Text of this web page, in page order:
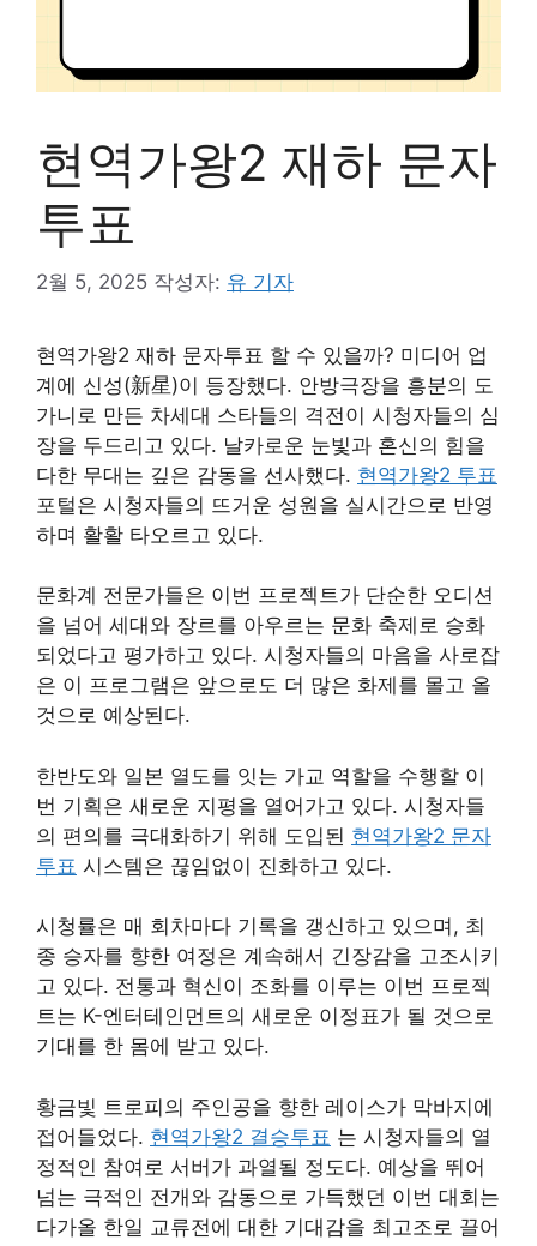
현역가왕2 재하 문자
투표
2월 5, 2025 작성자: 유 기자
현역가왕2 재하 문자투표 할 수 있을까? 미디어 업
계에 신성(新星)이 등장했다. 안방극장을 흥분의 도
가니로 만든 차세대 스타들의 격전이 시청자들의 심
장을 두드리고 있다. 날카로운 눈빛과 혼신의 힘을
다한 무대는 깊은 감동을 선사했다. 현역가왕2 투표
포털은 시청자들의 뜨거운 성원을 실시간으로 반영
하며 활활 타오르고 있다.
문화계 전문가들은 이번 프로젝트가 단순한 오디션
을 넘어 세대와 장르를 아우르는 문화 축제로 승화
되었다고 평가하고 있다. 시청자들의 마음을 사로잡
은 이 프로그램은 앞으로도 더 많은 화제를 몰고 올
것으로 예상된다.
한반도와 일본 열도를 잇는 가교 역할을 수행할 이
번 기획은 새로운 지평을 열어가고 있다. 시청자들
의 편의를 극대화하기 위해 도입된 현역가왕2 문자
투표 시스템은 끊임없이 진화하고 있다.
시청률은 매 회차마다 기록을 갱신하고 있으며, 최
종 승자를 향한 여정은 계속해서 긴장감을 고조시키
고 있다. 전통과 혁신이 조화를 이루는 이번 프로젝
트는 K-엔터테인먼트의 새로운 이정표가 될 것으로
기대를 한 몸에 받고 있다.
황금빛 트로피의 주인공을 향한 레이스가 막바지에
접어들었다. 현역가왕2 결승투표 는 시청자들의 열
정적인 참여로 서버가 과열될 정도다. 예상을 뛰어
넘는 극적인 전개와 감동으로 가득했던 이번 대회는
다가올 한일 교류전에 대한 기대감을 최고조로 끌어